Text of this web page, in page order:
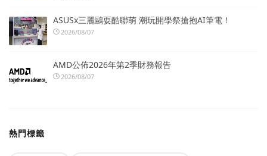
ASUSx三麗鷗耍酷聯萌 潮玩開學祭搶抱AI筆電！
2026/08/07
AMD公佈2026年第2季財務報告
2026/08/07
熱門標籤